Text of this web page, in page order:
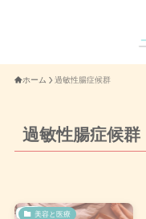
ホーム 過敏性腸症候群
過敏性腸症候群
美容と医療